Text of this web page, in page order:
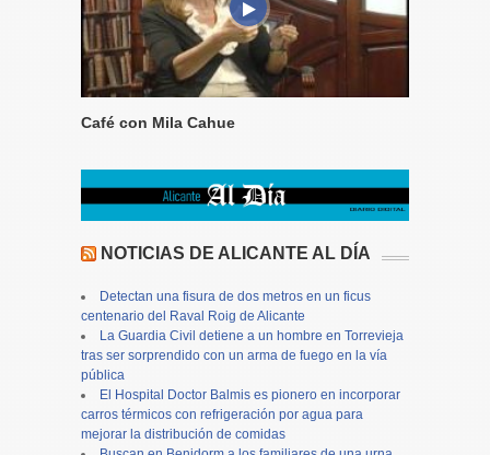
Café con Mila Cahue
NOTICIAS DE ALICANTE AL DÍA
Detectan una fisura de dos metros en un ficus
centenario del Raval Roig de Alicante
La Guardia Civil detiene a un hombre en Torrevieja
tras ser sorprendido con un arma de fuego en la vía
pública
El Hospital Doctor Balmis es pionero en incorporar
carros térmicos con refrigeración por agua para
mejorar la distribución de comidas